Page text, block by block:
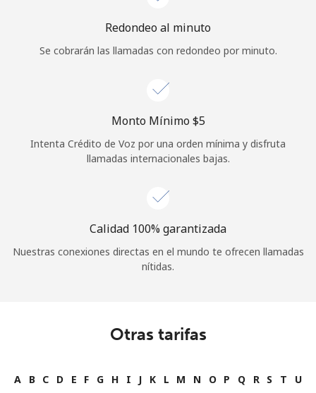
o
Continuar con
Redondeo al minuto
Se cobrarán las llamadas con redondeo por minuto.
Monto Mínimo ⁦$5⁩
Intenta Crédito de Voz por una orden mínima y disfruta
llamadas internacionales bajas.
Calidad 100% garantizada
Nuestras conexiones directas en el mundo te ofrecen llamadas
nítidas.
Otras tarifas
A B C D E F G H I J K L M N O P Q R S T
U